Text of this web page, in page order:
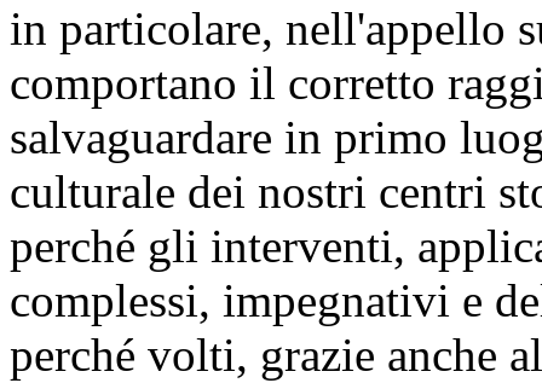
in particolare, nell'appello
comportano il corretto
salvaguardare in primo
culturale dei nostri centri
perché gli interventi,
complessi, impegnativi e
perché volti, grazie anche